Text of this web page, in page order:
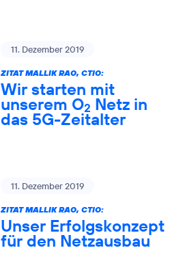
11. Dezember 2019
ZITAT MALLIK RAO, CTIO:
Wir starten mit
unserem O2 Netz in
das 5G-Zeitalter
11. Dezember 2019
ZITAT MALLIK RAO, CTIO:
Unser Erfolgskonzept
für den Netzausbau